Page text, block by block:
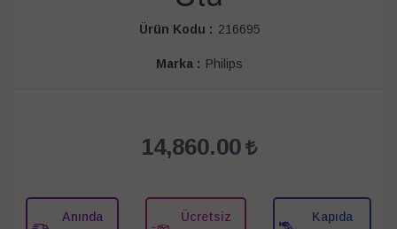
Ürün Kodu : 216695
Marka : Philips
14,860.00
Anında
Ücretsiz
Kapıda